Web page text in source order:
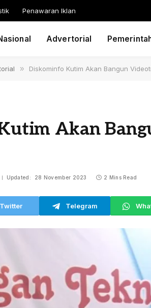
Penawaran Iklan
Advertorial
» Diskominfo Kutim Akan Bangun
Akan
Updated: 28 November 2023 2 Mins Read
Twitter Telegram